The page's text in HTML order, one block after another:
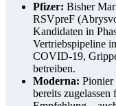
Pfizer: Bisher
RSVpreF
Kandidaten in
Vertriebspipeline
COVID‑19,
betreiben.
Moderna: Pionier
bereits